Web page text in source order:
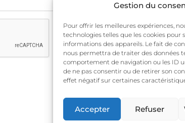
Gestion du
Pour offrir les meilleures expériences,
technologies telles que les cookies pour
informations des appareils. Le fait de
nous permettra de traiter des données
comportement de navigation ou les ID
de ne pas consentir ou de retirer son
effet négatif sur certaines
Accepter Refuser